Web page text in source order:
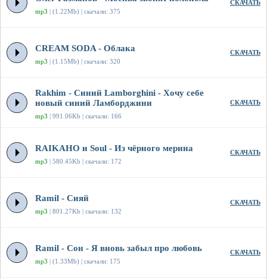
mp3 | (1.22Mb) | скачали: 375
СКАЧАТЬ
CREAM SODA - Облака
mp3 | (1.15Mb) | скачали: 320
СКАЧАТЬ
Rakhim - Синий Lamborghini - Хочу себе
новый синий Ламборджини
mp3 | 991.06Kb | скачали: 166
СКАЧАТЬ
RAIKAHO и Soul - Из чёрного мерина
mp3 | 580.45Kb | скачали: 172
СКАЧАТЬ
Ramil - Сияй
mp3 | 801.27Kb | скачали: 132
СКАЧАТЬ
Ramil - Сон - Я вновь забыл про любовь
mp3 | (1.33Mb) | скачали: 175
СКАЧАТЬ